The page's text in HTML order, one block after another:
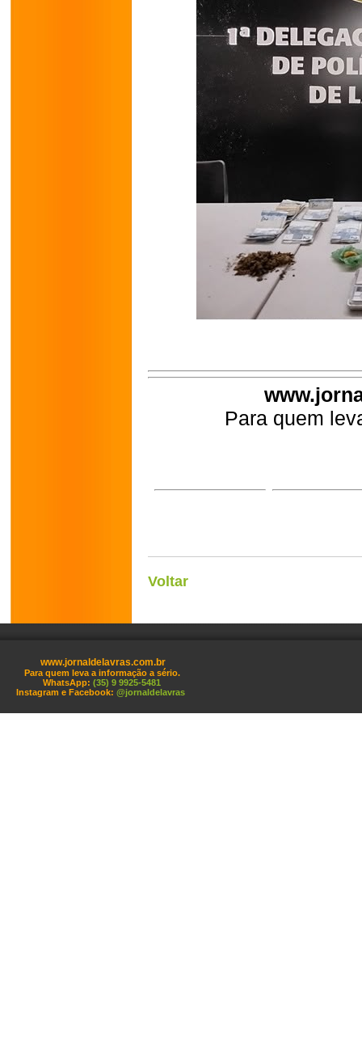
Para quem
Voltar
www.jornaldelavras.com.br
Para quem leva a informação a sério.
WhatsApp: (35) 9 9925-5481
Instagram e Facebook: @jornaldelavras